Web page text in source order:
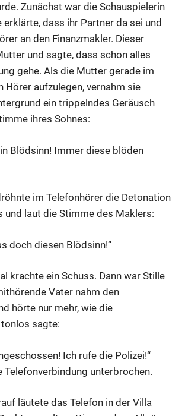
Zunächst war die Schauspielerin
erklärte, dass ihr Partner da sei und
an den Finanzmakler. Dieser
und sagte, dass schon alles
gehe. Als die Mutter gerade im
Hörer aufzulegen, vernahm sie
ein trippelndes Geräusch
ihres Sohnes:
Blödsinn! Immer diese blöden
im Telefonhörer die Detonation
und laut die Stimme des Maklers:
doch diesen Blödsinn!“
krachte ein Schuss. Dann war Stille
Vater nahm den
hörte nur mehr, wie die
sagte:
Ich rufe die Polizei!“
Telefonverbindung unterbrochen.
läutete das Telefon in der Villa